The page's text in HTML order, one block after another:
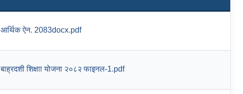
आर्थिक ऐन. 2083docx.pdf
बाह्रदशी शिक्षाा योजना २०८२ फाइनल-1.pdf